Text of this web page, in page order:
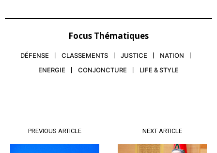
Focus Thématiques
DÉFENSE CLASSEMENTS JUSTICE
NATION
ENERGIE
CONJONCTURE LIFE & STYLE
PREVIOUS ARTICLE NEXT ARTICLE